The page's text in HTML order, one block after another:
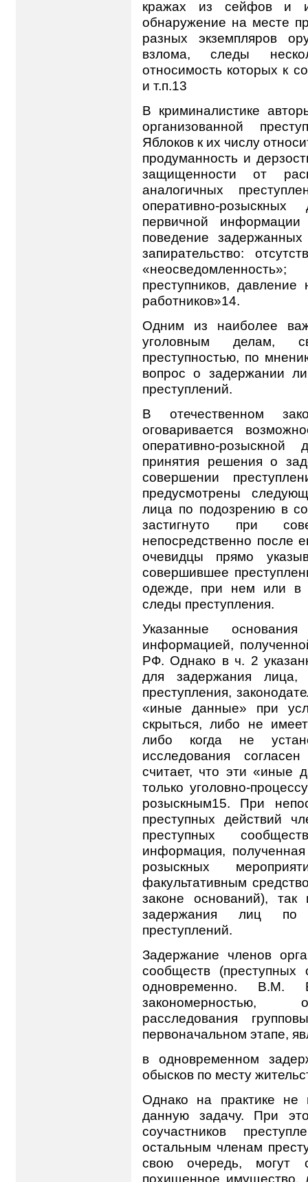
кражах из сейфов и
обнаружение на месте
разных экземпляров
взлома, следы
относимость которых к
и т.п.13
В криминалистике
организованной
Яблоков к их числу
продуманность и
защищенности от
аналогичных
оперативно-
первичной
поведение
запирательство:
преступников,
работников»14.
Одним из наиболее
уголовным делам,
преступностью, по
вопрос о задержании
преступлений.
В отечественном
оговаривается
оперативно-розыскной
принятия решения о
совершении
предусмотрены
лица по подозрению в
застигнуто при
непосредственно после
очевидцы прямо
совершившее
одежде, при нем или в
следы преступления.
Указанные
информацией,
РФ. Однако в ч. 2
для задержания лица,
преступления,
«иные данные» при
скрыться, либо не
либо когда не
исследования
считает, что эти «иные
только уголовно-
розыскным15. При
преступных действий
преступных
информация,
розыскных
факультативным
законе оснований),
задержания лиц по
преступлений.
Задержание членов
сообществ (преступных
одновременно. В.М.
закономерностью,
расследования
первоначальном этапе,
в одновременном
обысков по месту
Однако на практике не
данную задачу. При
соучастников
остальным членам
свою очередь, могут
похищенное имущество,